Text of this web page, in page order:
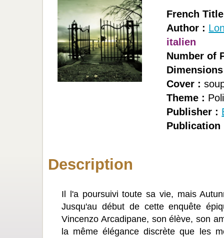
French
Author :
italien
Number of
Cover :
Theme :
Publisher :
Publication
Description
Il l'a poursuivi toute sa vie, mais
Jusqu'au début de cette enquête
Vincenzo Arcadipane, son élève, son
la même élégance discrète que les